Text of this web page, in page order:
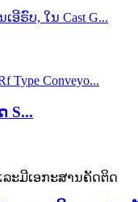
S...